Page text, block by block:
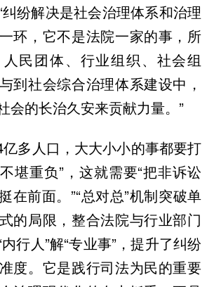
纠纷解决是社会治理体系和治理
环，它不是法院一家的事，所
民团体、行业组织、社会组
到社会综合治理体系建设中，
会的长治久安来贡献力量。”
亿多人口，大大小小的事都要打
堪重负”，这就需要“把非诉讼
在前面。”“总对总”机制突破单
的局限，整合法院与行业部门
行人”解“专业事”，提升了纠纷
度。它是践行司法为民的重要